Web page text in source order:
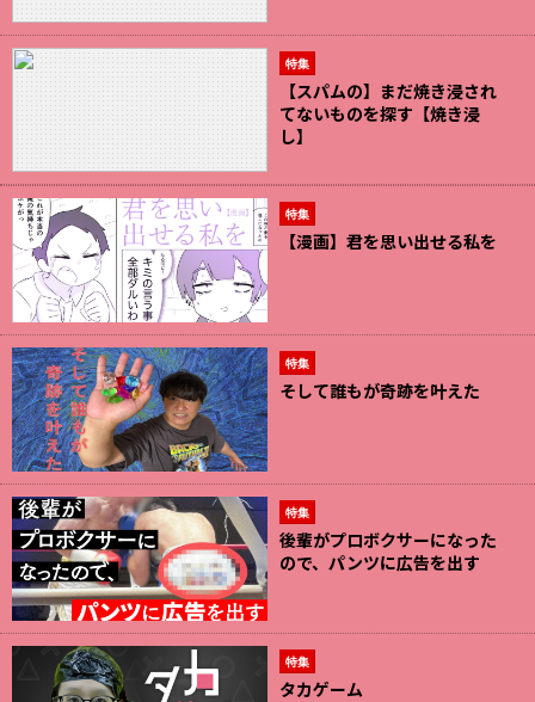
特集
【スパムの】まだ焼き浸され
てないものを探す【焼き浸
し】
特集
【漫画】君を思い出せる私を
特集
そして誰もが奇跡を叶えた
特集
後輩がプロボクサーになった
ので、パンツに広告を出す
特集
タカゲーム